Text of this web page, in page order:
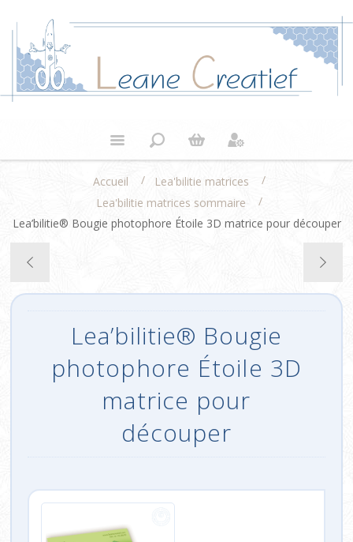
Accueil / Lea'bilitie matrices
/
Lea'bilitie matrices sommaire
/
Lea’bilitie® Bougie photophore Étoile 3D matrice pour découper
Lea’bilitie® Bougie
photophore Étoile 3D
matrice pour
découper